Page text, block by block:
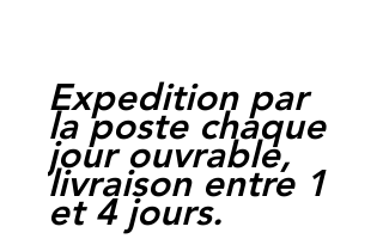
Expedition par
la poste chaque
jour ouvrable,
livraison entre 1
et 4 jours.